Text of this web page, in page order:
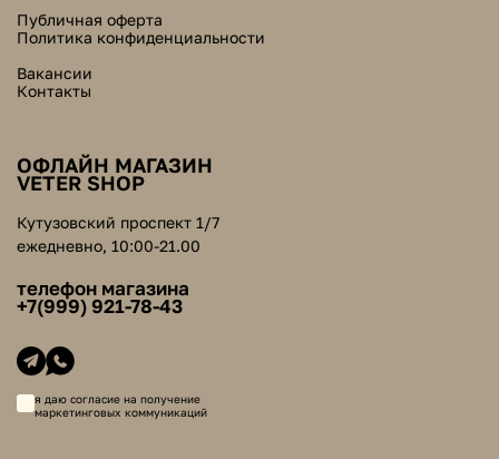
Публичная оферта
Политика конфиденциальности
Вакансии
Контакты
ОФЛАЙН МАГАЗИН
VETER SHOP
Кутузовский проспект 1/7
ежедневно, 10:00-21.00
телефон магазина
+7(999) 921-78-43
я даю согласие на получение
маркетинговых коммуникаций